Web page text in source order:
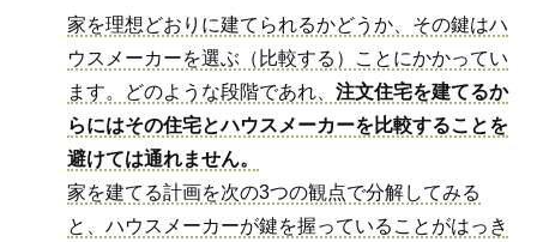
家を理想どおりに建てられるかどうか、その鍵はハ
ウスメーカーを選ぶ（比較する）ことにかかってい
ます。どのような段階であれ、 注文住宅を建てるか
らにはその住宅とハウスメーカーを比較することを
避けては通れません。
家を建てる計画を次の3つの観点で分解してみる
と、ハウスメーカーが鍵を握っていることがはっき